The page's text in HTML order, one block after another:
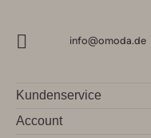
info@omoda.de
Kundenservice
Account